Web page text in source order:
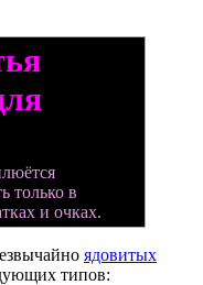
только в
и очках.
ядовитых
типов: